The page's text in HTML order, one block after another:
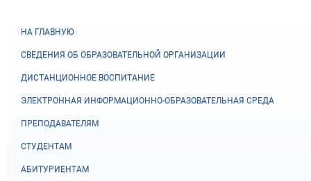
НА ГЛАВНУЮ
СВЕДЕНИЯ ОБ ОБРАЗОВАТЕЛЬНОЙ ОРГАНИЗАЦИИ
ДИСТАНЦИОННОЕ ВОСПИТАНИЕ
ЭЛЕКТРОННАЯ ИНФОРМАЦИОННО-ОБРАЗОВАТЕЛЬНАЯ СРЕДА
ПРЕПОДАВАТЕЛЯМ
СТУДЕНТАМ
АБИТУРИЕНТАМ